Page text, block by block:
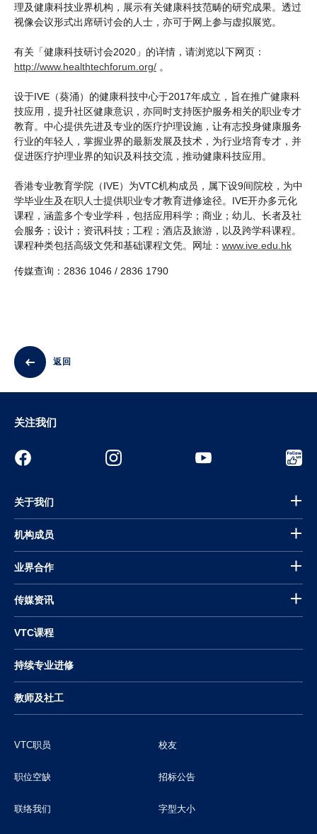
理及健康科技业界机构，展示有关健康科技范畴的研究成果。透过
视像会议形式出席研讨会的人士，亦可于网上参与虚拟展览。
有关「健康科技研讨会2020」的详情，请浏览以下网页：
http://www.healthtechforum.org/ 。
设于IVE（葵涌）的健康科技中心于2017年成立，旨在推广健康科
技应用，提升社区健康意识，亦同时支持医护服务相关的职业专才
教育。中心提供先进及专业的医疗护理设施，让有志投身健康服务
行业的年轻人，掌握业界的最新发展及技术，为行业培育专才，并
促进医疗护理业界的知识及科技交流，推动健康科技应用。
香港专业教育学院（IVE）为VTC机构成员，属下设9间院校，为中
学毕业生及在职人士提供职业专才教育进修途径。IVE开办多元化
课程，涵盖多个专业学科，包括应用科学；商业；幼儿、长者及社
会服务；设计；资讯科技；工程；酒店及旅游，以及跨学科课程。
课程种类包括高级文凭和基础课程文凭。网址： www.ive.edu.hk
传媒查询：2836 1046 / 2836 1790
返回
关注我们
关于我们
机构成员
业界合作
传媒资讯
VTC课程
持续专业进修
教师及社工
VTC职员 校友
职位空缺 招标公告
联络我们 字型大小